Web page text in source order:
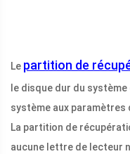
Le partition de
le disque dur du
système aux paramètres
La partition de
aucune lettre de lecteur